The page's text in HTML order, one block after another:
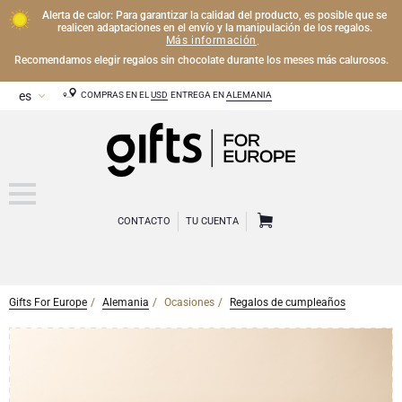
Alerta de calor: Para garantizar la calidad del producto, es posible que se
realicen adaptaciones en el envío y la manipulación de los regalos.
Más información .
Recomendamos elegir regalos sin chocolate durante los meses más calurosos.
COMPRAS EN ELUSD ENTREGA EN ALEMANIA
CONTACTO TU CUENTA
CHAMPÁN
Gifts For Europe Alemania Ocasiones Regalos de cumpleaños